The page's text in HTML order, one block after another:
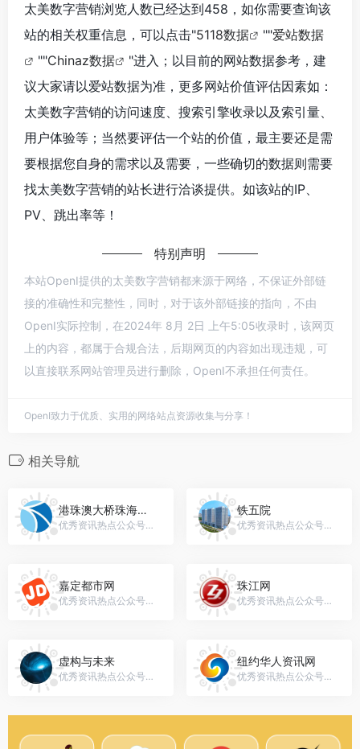
太美数字营销浏览人数已经达到458，如你需要查询该
站的相关权重信息，可以点击"5118数据 ""爱站数据
""Chinaz数据
"进入；以目前的网站数据参考，建
议大家请以爱站数据为准，更多网站价值评估因素如：
太美数字营销的访问速度、搜索引擎收录以及索引量、
用户体验等；当然要评估一个站的价值，最主要还是需
要根据您自身的需求以及需要，一些确切的数据则需要
找太美数字营销的站长进行洽谈提供。如该站的IP、
PV、跳出率等！
特别声明
本站OpenI提供的太美数字营销都来源于网络，不保证外部链
接的准确性和完整性，同时，对于该外部链接的指向，不由
OpenI实际控制，在2024年 8月 2日 上午5:05收录时，该网页
上的内容，都属于合规合法，后期网页的内容如出现违规，可
以直接联系网站管理员进行删除，OpenI不承担任何责任。
OpenI致力于优质、实用的网络站点资源收集与分享！
相关导航
港珠澳大桥珠海口岸
优秀资讯热点公众号，微信号：hzmbzhport
铁五院
优秀资讯热点公众号，微信号：crcc_t5y
嘉定都市网
优秀资讯热点公众号，微信号：ijiading
珠江网
优秀资讯热点公众号，微信号：qjszjw
虚构与未来
优秀资讯热点公众号，微信号：gh_b434c9166626
纽约华人资讯网
优秀资讯热点公众号，微信号：nychinaren_com